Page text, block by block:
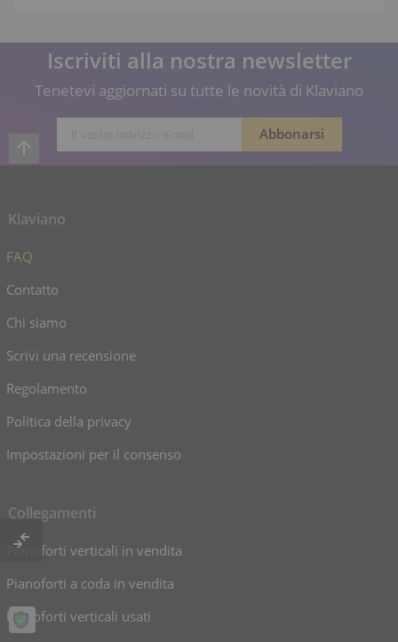
Iscriviti alla nostra newsletter
Tenetevi aggiornati su tutte le novità di Klaviano
Klaviano
FAQ
Contatto
Chi siamo
Scrivi una recensione
Regolamento
Politica della privacy
Impostazioni per il consenso
Collegamenti
Pianoforti verticali in vendita
Pianoforti a coda in vendita
Pianoforti verticali usati